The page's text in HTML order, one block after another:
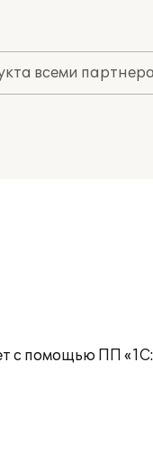
всеми
с помощью ПП